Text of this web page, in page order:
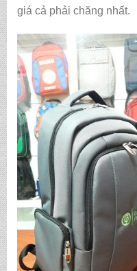
giá cả phải chăng nhất.